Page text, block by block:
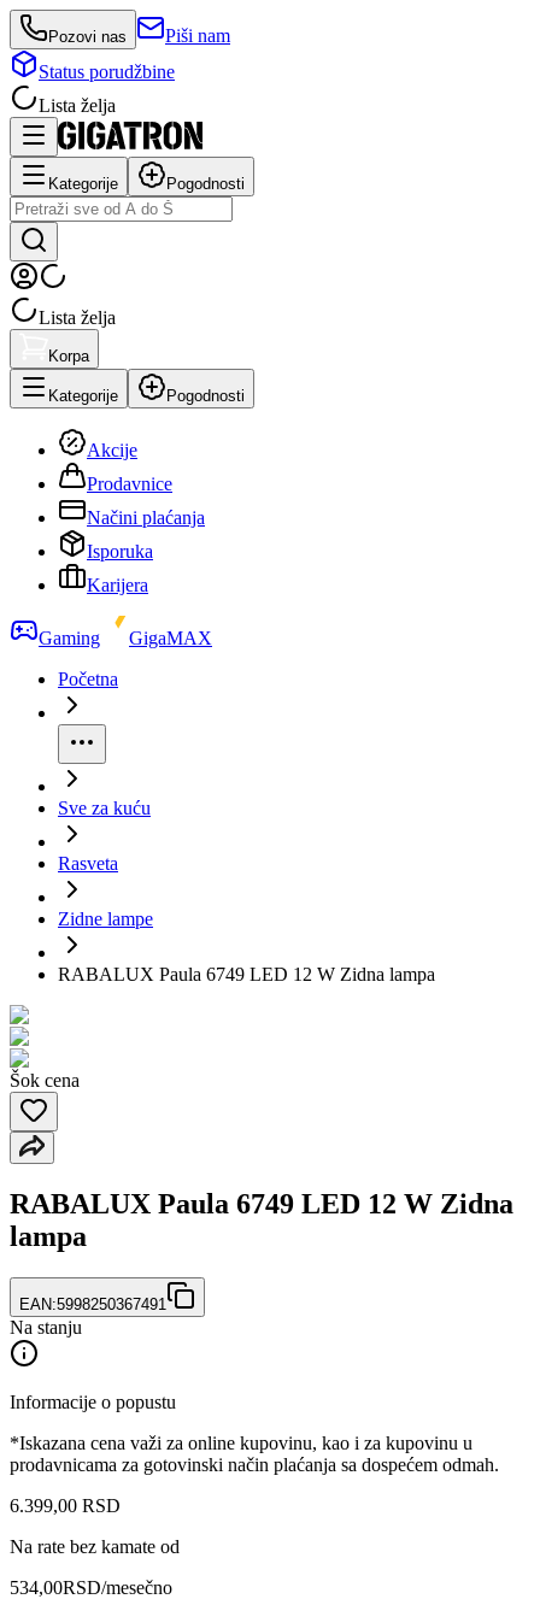
Pozovi nas
Piši nam
Status porudžbine
Lista želja
Kategorije Pogodnosti
Lista želja
Korpa
Kategorije Pogodnosti
Akcije
Prodavnice
Načini plaćanja
Isporuka
Karijera
Gaming
GigaMAX
Početna
Sve za kuću
Rasveta
Zidne lampe
RABALUX Paula 6749 LED 12 W Zidna lampa
Šok cena
RABALUX Paula 6749 LED 12 W Zidna
lampa
EAN:5998250367491
Na stanju
Informacije o popustu
*Iskazana cena važi za online kupovinu, kao i za kupovinu u
prodavnicama za gotovinski način plaćanja sa dospećem odmah.
6.399,00 RSD
Na rate bez kamate od
534,00RSD/mesečno